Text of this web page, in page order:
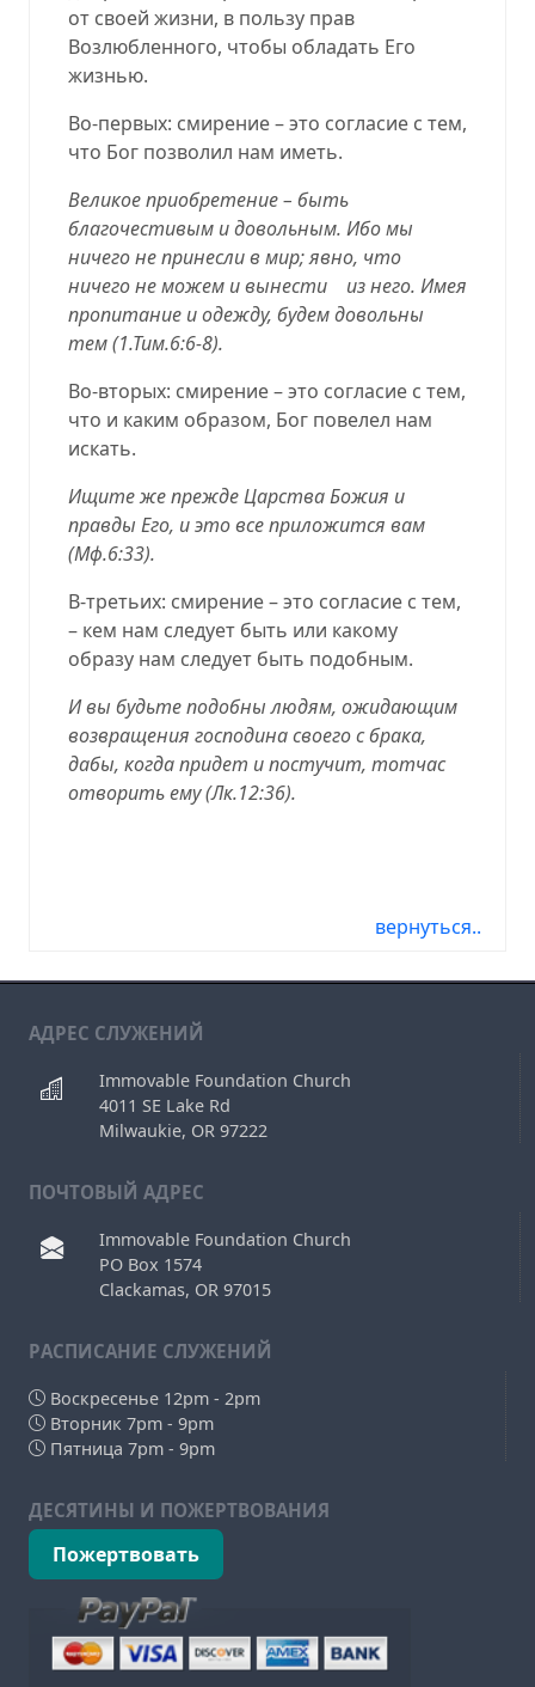
от своей жизни, в пользу прав
Возлюбленного, чтобы обладать Его
жизнью.
Во-первых: смирение – это согласие с тем,
что Бог позволил нам иметь.
Великое приобретение – быть
благочестивым и довольным. Ибо мы
ничего не принесли в мир; явно, что
ничего не можем и вынести
из него. Имея
пропитание и одежду, будем довольны
тем (1.Тим.6:6-8).
Во-вторых: смирение – это согласие с тем,
что и каким образом, Бог повелел нам
искать.
Ищите же прежде Царства Божия и
правды Его, и это все приложится вам
(Мф.6:33).
В-третьих: смирение – это согласие с тем,
– кем нам следует быть или какому
образу нам следует быть подобным.
И вы будьте подобны людям, ожидающим
возвращения господина своего с брака,
дабы, когда придет и постучит, тотчас
отворить ему (Лк.12:36).
вернуться..
АДРЕС СЛУЖЕНИЙ
Immovable Foundation Church
4011 SE Lake Rd
Milwaukie, OR 97222
ПОЧТОВЫЙ АДРЕС
Immovable Foundation Church
PO Box 1574
Clackamas, OR 97015
РAСПИСАНИЕ СЛУЖЕНИЙ
Воскресенье 12pm - 2pm
Вторник 7pm - 9pm
Пятница 7pm - 9pm
ДЕСЯТИНЫ И ПОЖЕРТВОВАНИЯ
Пожертвовать